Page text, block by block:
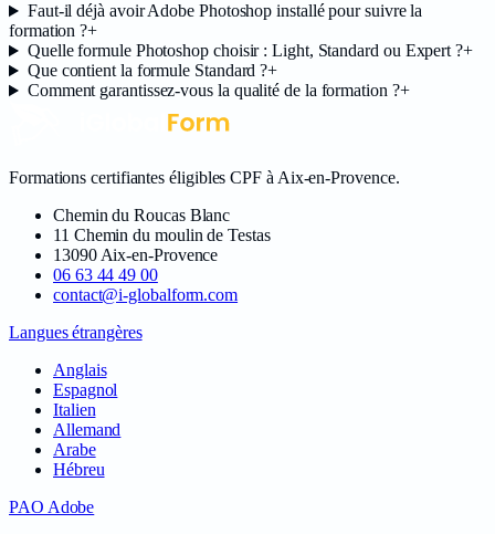
Faut-il déjà avoir Adobe Photoshop installé pour suivre la
formation ?+
Quelle formule Photoshop choisir : Light, Standard ou Expert ?+
Que contient la formule Standard ?+
Comment garantissez-vous la qualité de la formation ?+
Formations certifiantes éligibles CPF à Aix-en-Provence.
Chemin du Roucas Blanc
11 Chemin du moulin de Testas
13090 Aix-en-Provence
06 63 44 49 00
contact@i-globalform.com
Langues étrangères
Anglais
Espagnol
Italien
Allemand
Arabe
Hébreu
PAO Adobe